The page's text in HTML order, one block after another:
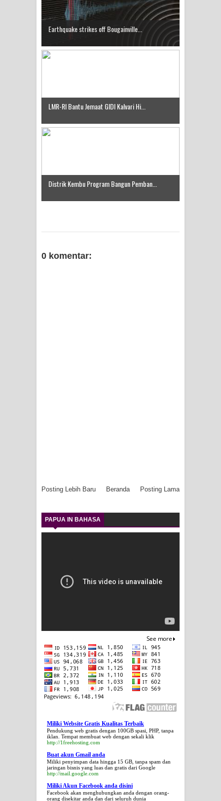
Earthquake strikes off Bougainville...
LMR-RI Bantu Jemaat GIDI Kalvari Hi...
Distrik Kembu Program Bangun Pemban...
0 komentar:
Posting Lebih Baru Posting Lama
Beranda
PAPUA IN BAHASA
Miliki Website Gratis Kualitas Terbaik
Pendukung web gratis dengan 100GB spasi, PHP, tanpa
iklan. Tempat membuat web dengan sekali klik
http://1freehosting.com
Buat akun Gmail anda
Miliki penyimpan data hingga 15 GB, tanpa spam dan
jaringan bisnis yang luas dan gratis dari Google
http://mail.google.com
Miliki Akun Facebook anda disini
Facebook akan menghubungkan anda dengan orang-
orang disekitar anda dan dari seluruh dunia